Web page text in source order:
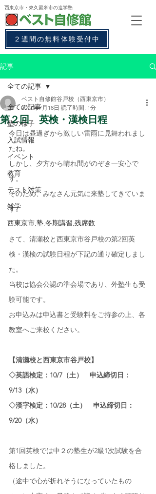
西東京市・東久留米市の進学塾
２週間の無料体験受付中
記事
全ての記事
塾の様子
入試情報
イベント
教育
テスト対策
雑学
西東京市,塾,冬期講習,残席数
全ての記事
第２回 英検・漢検日程
ベスト自修館谷戸校（西東京市）
2017年7月18日 読了時間: 1分
今日は昼過ぎから激しい雷雨に見舞われまし
たね。
しかし、夕方から晴れ間がのぞき一安心で
す。
そのため、みなさん元気に来塾してきていま
す。
さて、清瀬校と西東京市谷戸校の第2回英
検・漢検の試験日程が下記の通り確定しまし
た。
当校は協会公認の準会場であり、外塾生も受
験可能です。
お申込みは申込書と受験料をご持参の上、各
教室へご来校ください。
【清瀬校と西東京市谷戸校】
◇英語検定：10/7（土）　申込締切日：
9/13（水）
◇漢字検定：10/28（土）　申込締切日：
9/20（水）
第1回英検では中２の塾生が2級1次試験を合
格しました。
（途中で心が折れそうになっていたもの